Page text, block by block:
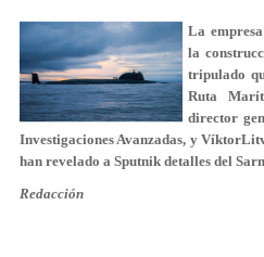
La
la
tripulado
Ruta
director
Investigaciones Avanzadas, y
han revelado a Sputnik detalles del
Redacción